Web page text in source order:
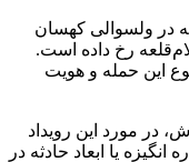
در ولسوالی کهسان
رخ داده است.
این حمله و هویت
در مورد این رویداد
یا ابعاد حادثه در